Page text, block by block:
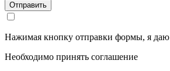
Отправить
Нажимая кнопку отправки формы, я даю
Необходимо принять соглашение